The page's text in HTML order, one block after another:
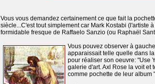
Vous vous demandez certainement ce que fait la
siècle...C'est tout simplement car Mark Kostabi (l'artiste
formidable fresque de Raffaelo Sanzio (ou Raphaël
Vous pouvez observer à
apparaissait telle quelle dans
pour réaliser son oeuvre: "Use
galerie d'art. Axl Rose la voit et
comme pochette de leur album